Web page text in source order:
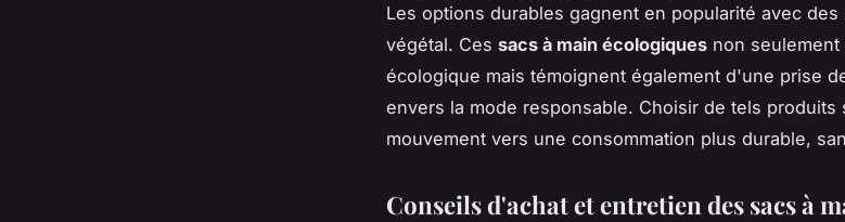
Les options durables gagnent en popularité avec
végétal. Ces sacs à main écologiques non
écologique mais témoignent également d'une prise
envers la mode responsable. Choisir de tels produits
mouvement vers une consommation plus durable,
Conseils d'achat et entretien des sacs à